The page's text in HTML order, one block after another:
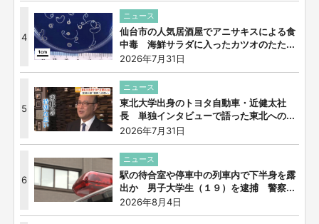
4
ニュース
仙台市の人気居酒屋でアニサキスによる食
中毒 海鮮サラダに入ったカツオのたた...
2026年7月31日
5
ニュース
東北大学出身のトヨタ自動車・近健太社
長 単独インタビューで語った東北への...
2026年7月31日
6
ニュース
駅の待合室や停車中の列車内で下半身を露
出か 男子大学生（１９）を逮捕 警察...
2026年8月4日